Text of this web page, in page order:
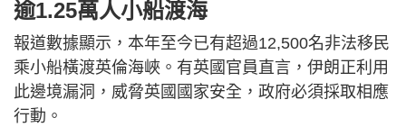
逾1.25萬人小船渡海
報道數據顯示，本年至今已有超過12,500名非法移民
乘小船橫渡英倫海峽。有英國官員直言，伊朗正利用
此邊境漏洞，威脅英國國家安全，政府必須採取相應
行動。